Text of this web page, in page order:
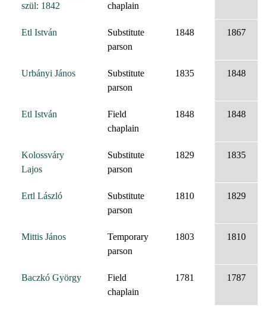
szül: 1842
chaplain
Etl István
Substitute
parson
1848 1867
Urbányi János
Substitute
parson
1835 1848
Etl István
Field
chaplain
1848 1848
Kolossváry
Lajos
Substitute
parson
1829 1835
Ertl László
Substitute
parson
1810 1829
Mittis János
Temporary
parson
1803 1810
Baczkó György
Field
chaplain
1781 1787